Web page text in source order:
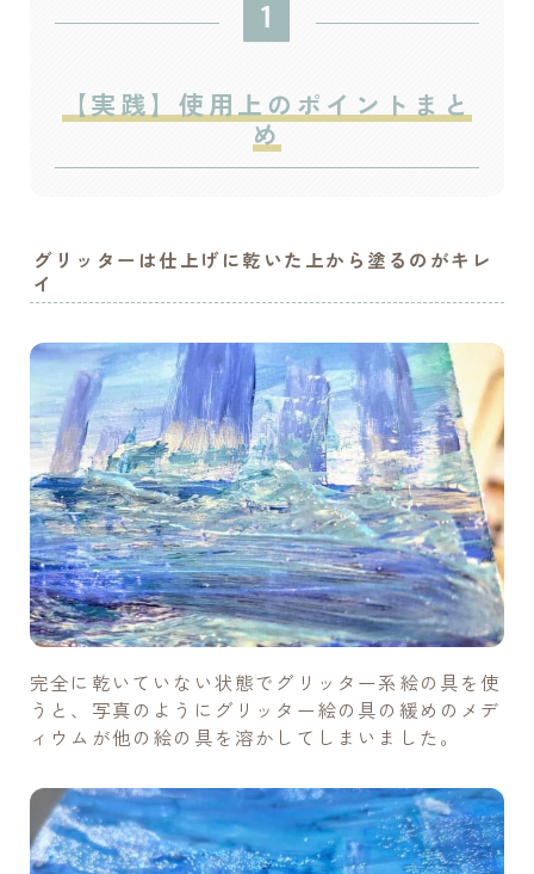
【実践】使用上のポイントまと
め
グリッターは仕上げに乾いた上から塗るのがキレ
イ
完全に乾いていない状態でグリッター系絵の具を使
うと、写真のようにグリッター絵の具の緩めのメデ
ィウムが他の絵の具を溶かしてしまいました。